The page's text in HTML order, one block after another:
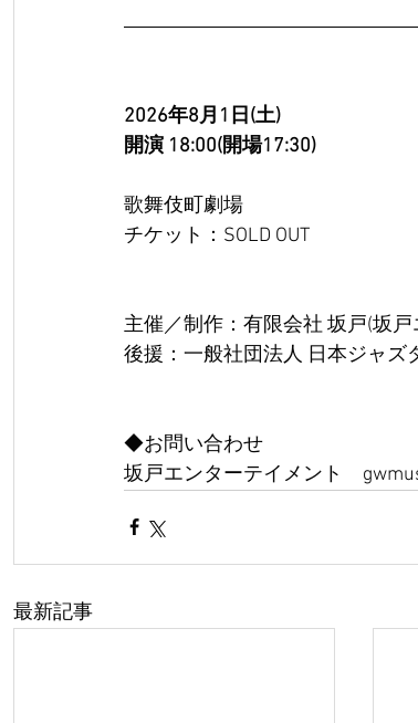
2026年8月1日(土)
開演 18:00(開場17:30)
歌舞伎町劇場
チケット：SOLD OUT
主催／制作：有限会社 坂戸(坂
後援：一般社団法人 日本ジャズ
​◆お問い合わせ
坂戸エンターテイメント　
最新記事